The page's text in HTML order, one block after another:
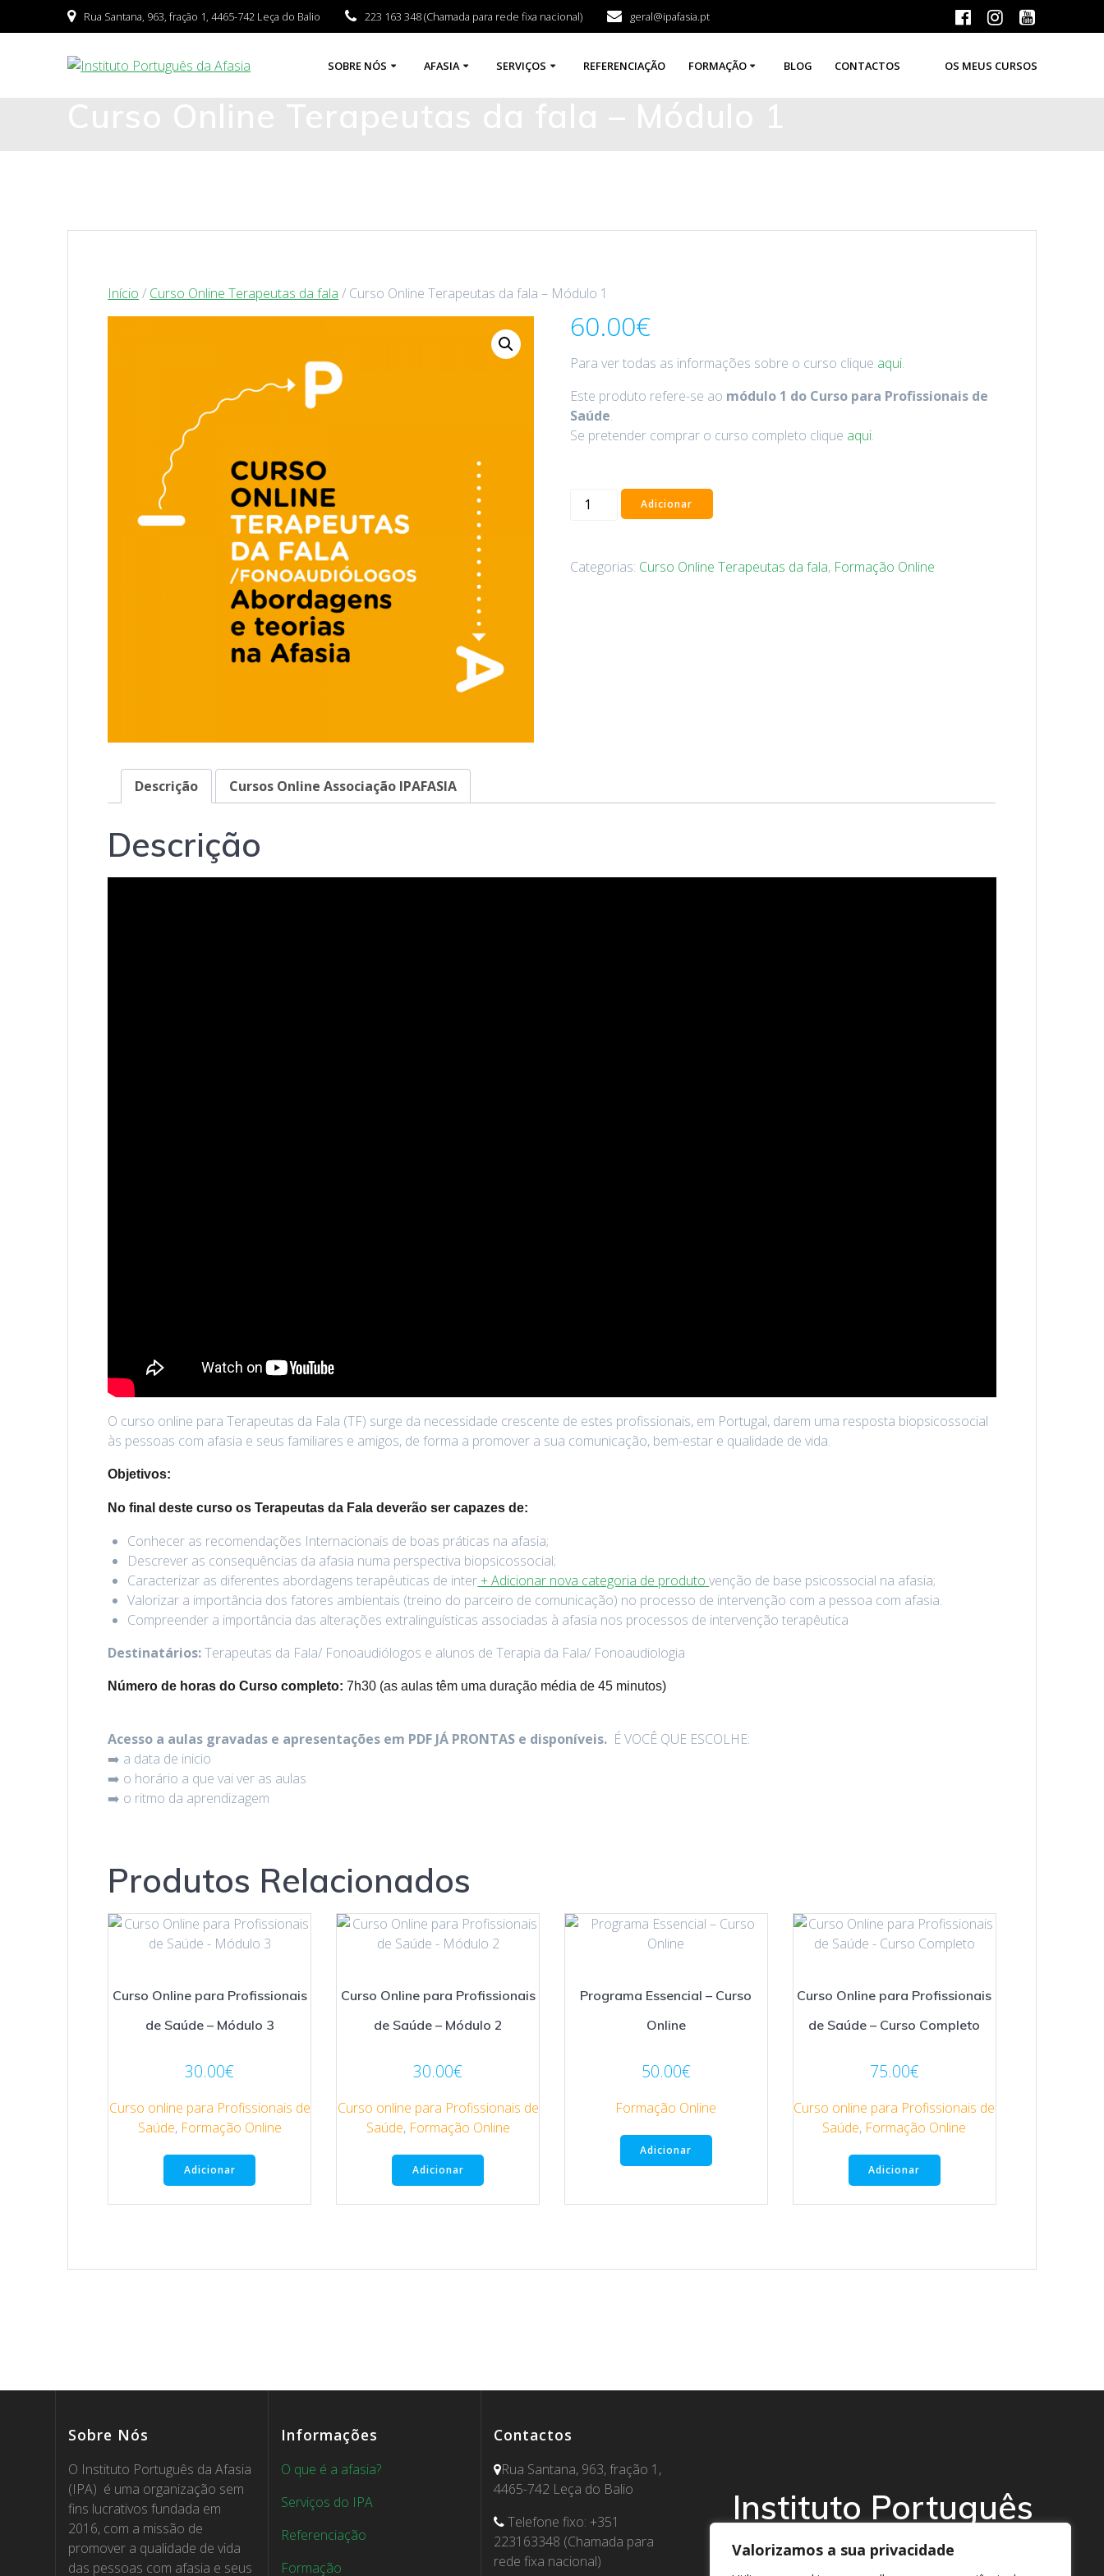
Valorizamos a sua privacidade
Rua Santana, 963, fração 1, 4465-742 Leça do Balio 223 163 348 (Chamada para rede fixa nacional) geral@ipafasia.pt
SOBRE NÓS AFASIA SERVIÇOS REFERENCIAÇÃO FORMAÇÃO BLOG CONTACTOS OS MEUS CURSOS
Início / Curso Online Terapeutas da fala / Curso Online Terapeutas da fala – Módulo 1
60.00€
Para ver todas as informações sobre o curso clique aqui.
Este produto refere-se ao módulo 1 do Curso para Profissionais de
Saúde.
Se pretender comprar o curso completo clique aqui.
Adicionar
Categorias: Curso Online Terapeutas da fala, Formação Online
Descrição Cursos Online Associação IPAFASIA
Descrição
O curso online para Terapeutas da Fala (TF) surge da necessidade crescente de estes profissionais, em Portugal, darem uma resposta biopsicossocial
às pessoas com afasia e seus familiares e amigos, de forma a promover a sua comunicação, bem-estar e qualidade de vida.
Objetivos:
No final deste curso os Terapeutas da Fala deverão ser capazes de:
Conhecer as recomendações Internacionais de boas práticas na afasia;
Descrever as consequências da afasia numa perspectiva biopsicossocial;
Caracterizar as diferentes abordagens terapêuticas de inter+ Adicionar nova categoria de produtovenção de base psicossocial na afasia;
Valorizar a importância dos fatores ambientais (treino do parceiro de comunicação) no processo de intervenção com a pessoa com afasia.
Compreender a importância das alterações extralinguísticas associadas à afasia nos processos de intervenção terapêutica
Destinatários:Terapeutas da Fala/ Fonoaudiólogos e alunos de Terapia da Fala/ Fonoaudiologia
Número de horas do Curso completo: 7h30 (as aulas têm uma duração média de 45 minutos)
Acesso a aulas gravadas e apresentações em PDF JÁ PRONTAS e disponíveis. É VOCÊ QUE ESCOLHE:
➡️ a data de inicio
➡️ o horário a que vai ver as aulas
➡️ o ritmo da aprendizagem
Produtos Relacionados
Curso Online para Profissionais
de Saúde – Módulo 3
30.00€
Curso online para Profissionais de
Saúde, Formação Online
Adicionar
Curso Online para Profissionais
de Saúde – Módulo 2
30.00€
Curso online para Profissionais de
Saúde, Formação Online
Adicionar
Programa Essencial – Curso
Online
50.00€
Formação Online
Adicionar
Curso Online para Profissionais
de Saúde – Curso Completo
75.00€
Curso online para Profissionais de
Saúde, Formação Online
Adicionar
Sobre Nós
O Instituto Português da Afasia
(IPA) é uma organização sem
fins lucrativos fundada em
2016, com a missão de
promover a qualidade de vida
das pessoas com afasia e seus
Informações
O que é a afasia?
Serviços do IPA
Referenciação
Formação
Contactos
Rua Santana, 963, fração 1,
4465-742 Leça do Balio
Telefone fixo: +351
223163348 (Chamada para
rede fixa nacional)
Instituto Português
da Afasia